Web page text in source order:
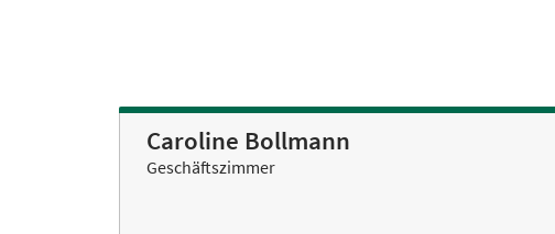
Caroline Bollmann
Geschäftszimmer